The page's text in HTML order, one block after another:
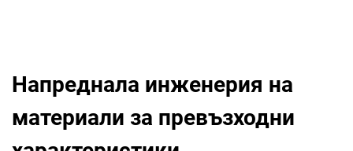
Напреднала инженерия на
материали за превъзходни